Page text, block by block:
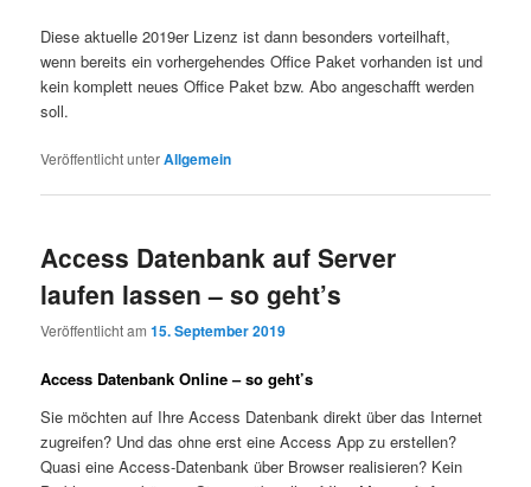
Diese aktuelle 2019er Lizenz ist dann besonders vorteilhaft,
wenn bereits ein vorhergehendes Office Paket vorhanden ist und
kein komplett neues Office Paket bzw. Abo angeschafft werden
soll.
Veröffentlicht unterAllgemein
Access Datenbank auf Server
laufen lassen – so geht’s
Veröffentlicht am15. September 2019
Access Datenbank Online – so geht’s
Sie möchten auf Ihre Access Datenbank direkt über das Internet
zugreifen? Und das ohne erst eine Access App zu erstellen?
Quasi eine Access-Datenbank über Browser realisieren? Kein